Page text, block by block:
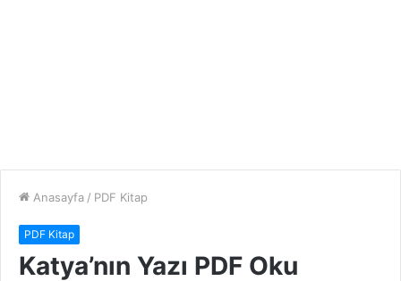
Anasayfa / PDF Kitap
PDF Kitap
Katya’nın Yazı PDF Oku